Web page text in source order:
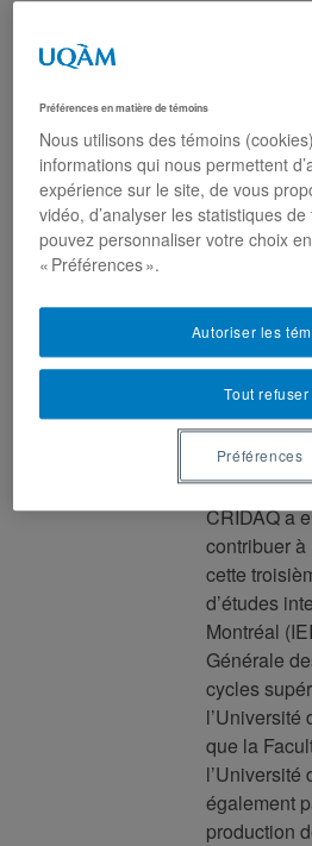
donnent
même nom
dernier à
explorent
juridiques,
À travers
Chaire de
sur la
des corps,
frontières
Marie
CRIDAQ a
contribuer
cette
d’études
Montréal
Générale
cycles
l’Université
que la
l’Université
également
production
Préférences en matière de témoins
Nous utilisons des témoins
informations qui nous permettent
expérience sur le site, de vous
vidéo, d’analyser les statistiques
pouvez personnaliser votre choix
« Préférences ».
Tout refuser
Autoriser les
Préférences